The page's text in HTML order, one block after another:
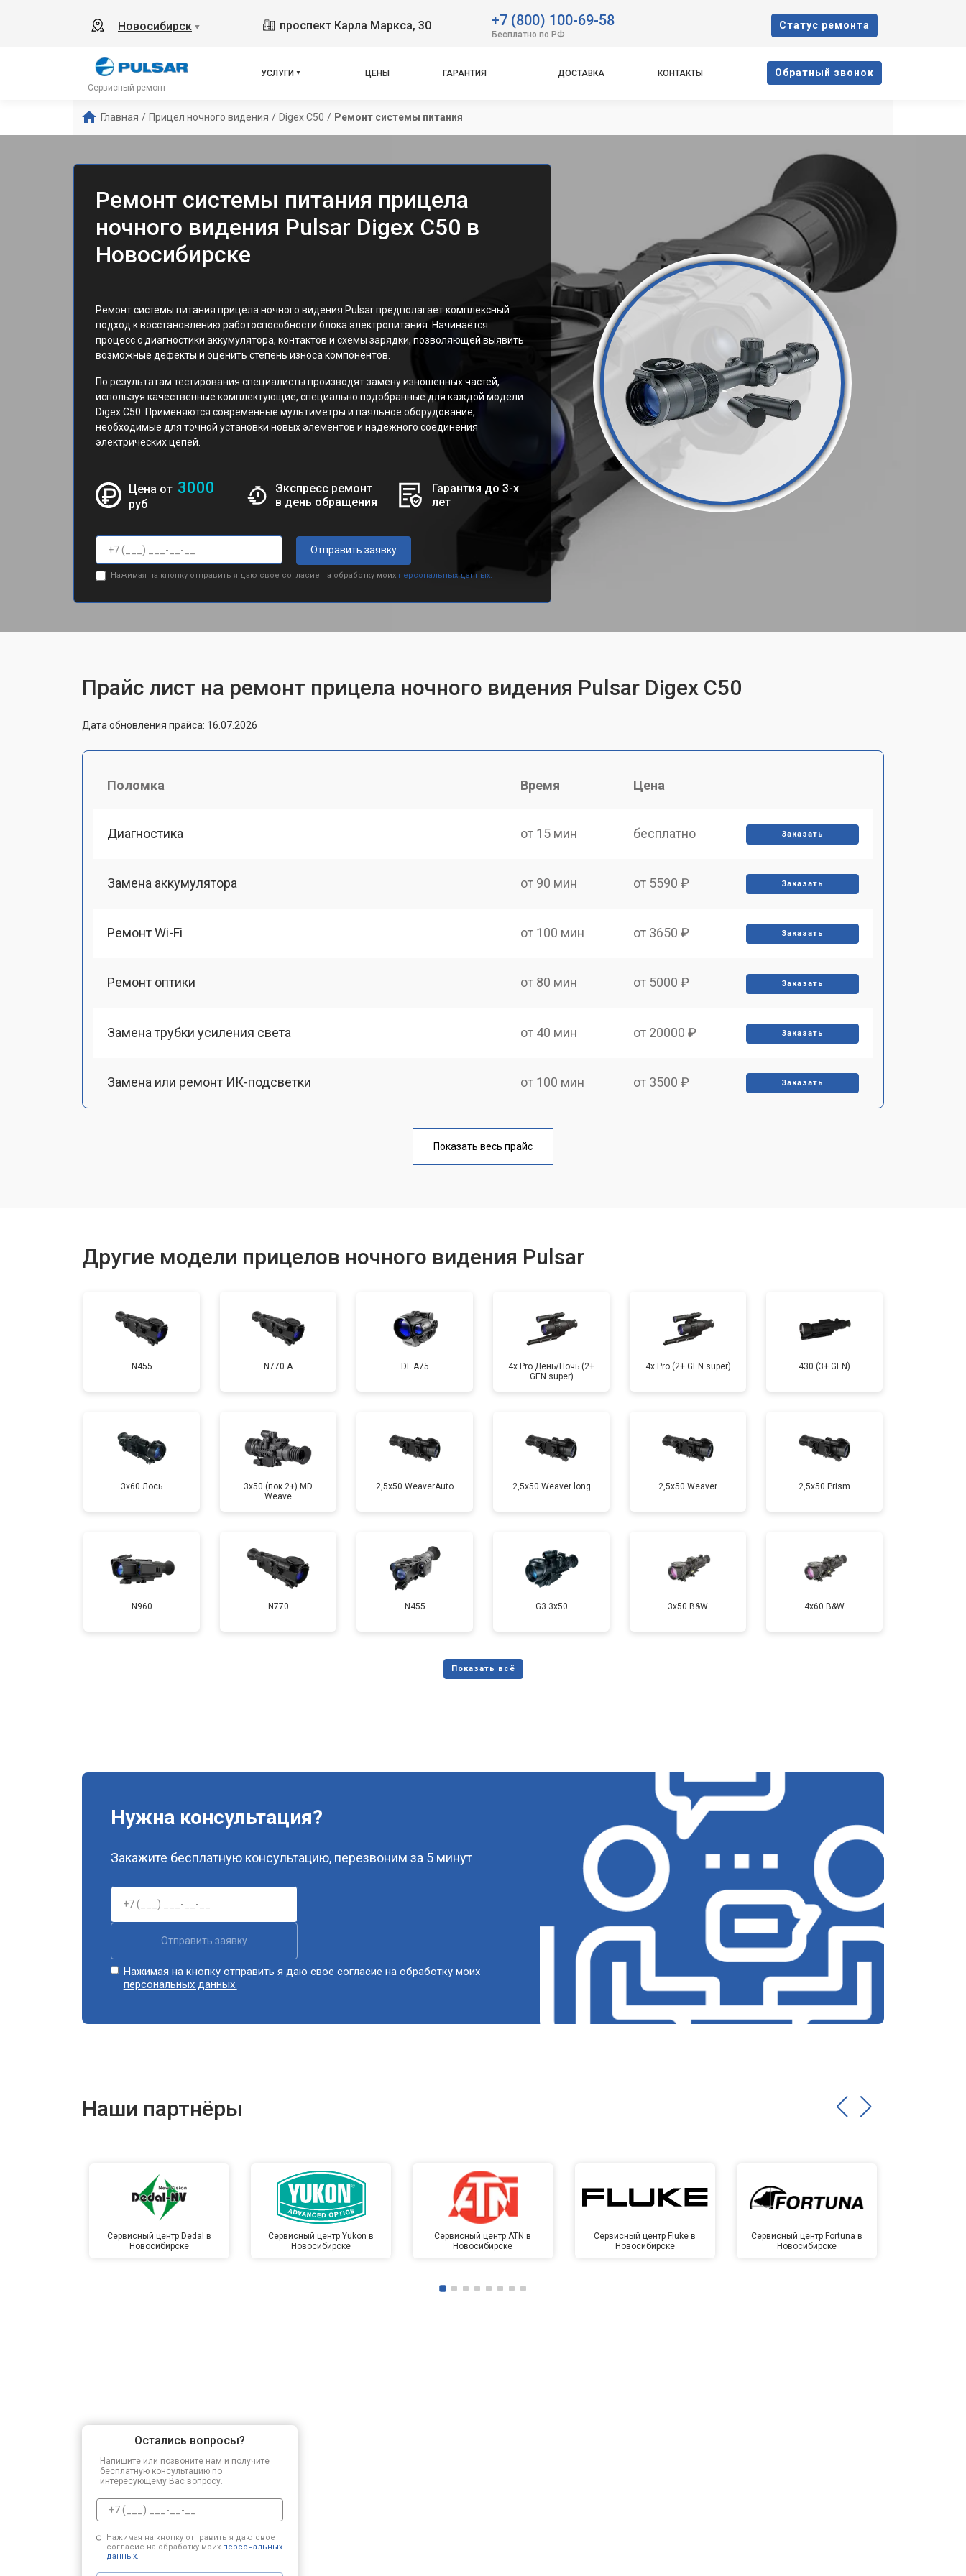
Новосибирск ▼ проспект Карла Маркса, 30 +7 (800) 100-69-58
Бесплатно по РФ
Cтатус ремонта
Сервисный ремонт
УСЛУГИ ЦЕНЫ ГАРАНТИЯ ДОСТАВКА КОНТАКТЫ Oбратный звонок
Главная / Прицел ночного видения / Digex C50 / Ремонт системы питания
Ремонт системы питания прицела
ночного видения Pulsar Digex C50 в
Новосибирске
Ремонт системы питания прицела ночного видения Pulsar предполагает комплексный
подход к восстановлению работоспособности блока электропитания. Начинается
процесс с диагностики аккумулятора, контактов и схемы зарядки, позволяющей выявить
возможные дефекты и оценить степень износа компонентов.
По результатам тестирования специалисты производят замену изношенных частей,
используя качественные комплектующие, специально подобранные для каждой модели
Digex C50. Применяются современные мультиметры и паяльное оборудование,
необходимые для точной установки новых элементов и надежного соединения
электрических цепей.
Цена от 3000
руб
Экспресс ремонт
в день обращения
Гарантия до 3-х
лет
Отправить заявку
Нажимая на кнопку отправить я даю свое согласие на обработку моих персональных данных.
Прайс лист на ремонт прицела ночного видения Pulsar Digex C50
Дата обновления прайса: 16.07.2026
Поломка Время Цена
Диагностика от 15 мин бесплатно Заказать
Замена аккумулятора от 90 мин от 5590 ₽ Заказать
Ремонт Wi-Fi от 100 мин от 3650 ₽ Заказать
Ремонт оптики от 80 мин от 5000 ₽ Заказать
Замена трубки усиления света от 40 мин от 20000 ₽ Заказать
Замена или ремонт ИК-подсветки от 100 мин от 3500 ₽ Заказать
от 60 мин
Показать весь прайс
Другие модели прицелов ночного видения Pulsar
N455 N770 А DF A75
4x Pro День/Ночь (2+
GEN super)
4x Pro (2+ GEN super) 430 (3+ GEN)
3x60 Лось
3x50 (пок.2+) MD
Weave
2,5x50 WeaverAuto 2,5x50 Weaver long 2,5x50 Weaver 2,5x50 Prism
N960 N770 N455 G3 3x50 3x50 B&W 4x60 B&W
Нужна консультация?
Закажите бесплатную консультацию, перезвоним за 5 минут
Отправить заявку
Нажимая на кнопку отправить я даю свое согласие на обработку моих
персональных данных.
Наши партнёры
Сервисный центр Dedal в
Новосибирске
Сервисный центр Yukon в
Новосибирске
Сервисный центр ATN в
Новосибирске
Сервисный центр Fluke в
Новосибирске
Сервисный центр Fortuna в
Новосибирске
Остались вопросы?
Напишите или позвоните нам и получите
бесплатную консультацию по
интересующему Вас вопросу.
Нажимая на кнопку отправить я даю свое
согласие на обработку моих персональных
данных.